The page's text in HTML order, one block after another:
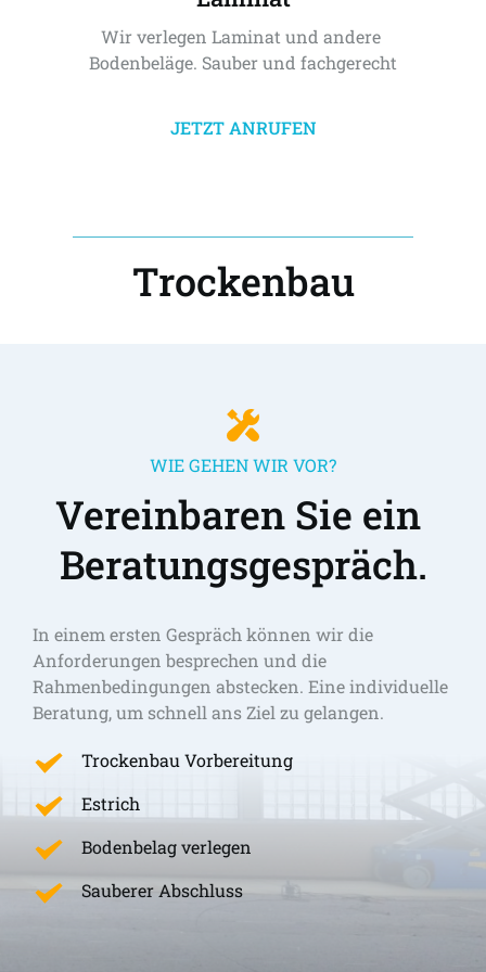
Wir verlegen Laminat und andere
Bodenbeläge. Sauber und fachgerecht
JETZT ANRUFEN
Trockenbau
WIE GEHEN WIR VOR?
Vereinbaren Sie ein
Beratungsgespräch.
In einem ersten Gespräch können wir die
Anforderungen besprechen und die
Rahmenbedingungen abstecken. Eine individuelle
Beratung, um schnell ans Ziel zu gelangen.
Trockenbau Vorbereitung
Estrich
Bodenbelag verlegen
Sauberer Abschluss